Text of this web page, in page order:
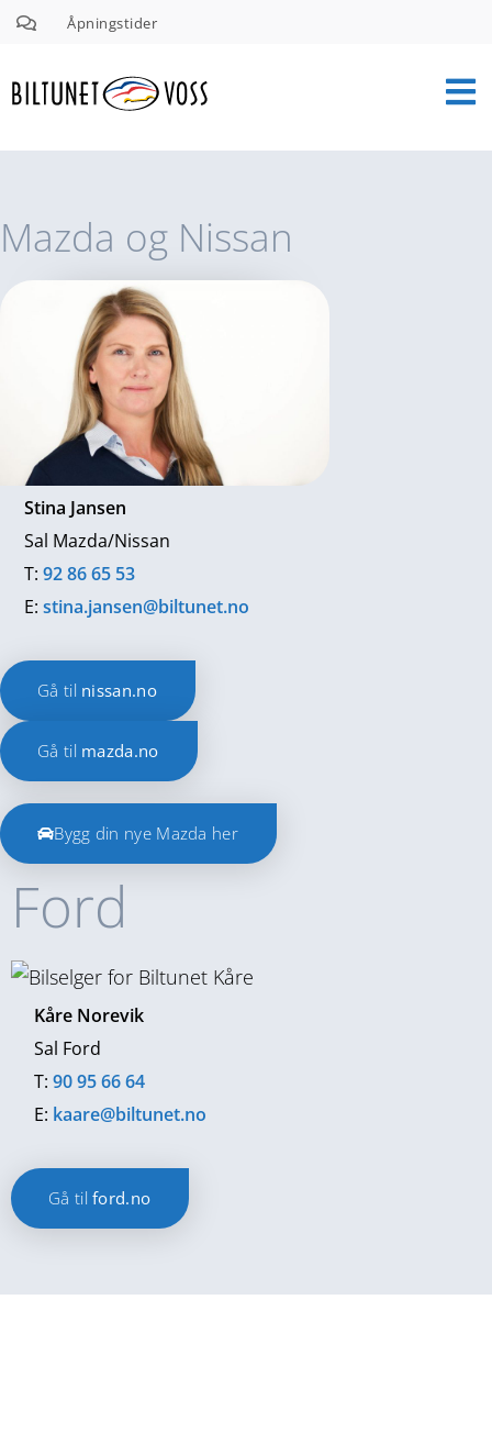
Åpningstider
Mazda og Nissan
Stina Jansen
Sal Mazda/Nissan
T:92 86 65 53
E:stina.jansen@biltunet.no
Gå til nissan.no
Gå til mazda.no
Bygg din nye Mazda her
Ford
Kåre Norevik
Sal Ford
T:90 95 66 64
E: kaare@biltunet.no
Gå tilford.no